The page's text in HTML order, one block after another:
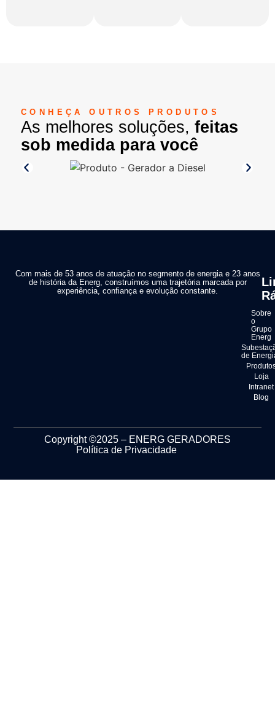
CONHEÇA OUTROS PRODUTOS
As melhores soluções, feitas
sob medida para você
Com mais de 53 anos de atuação no segmento de energia e 23 anos
de história da Energ, construímos uma trajetória marcada por
experiência, confiança e evolução constante.
Sobre
o
Grupo
Energ
de
Loja
Intranet
Blog
Copyright ©2025 – ENERG GERADORES
Política de Privacidade